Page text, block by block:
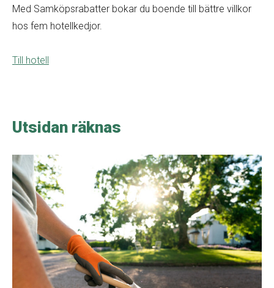
Med Samköpsrabatter bokar du boende till bättre villkor
hos fem hotellkedjor.
Till hotell
Utsidan räknas